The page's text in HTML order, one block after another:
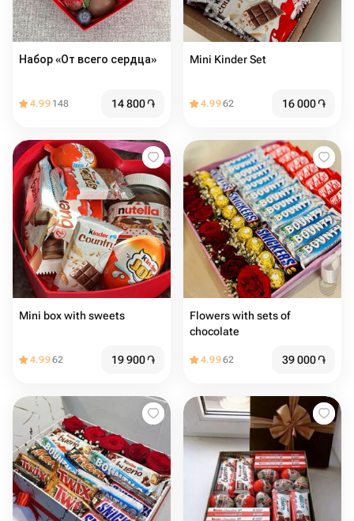
Набор «От всего сердца»
4.99 148 14 800֏
Mini Kinder Set
4.9962 16 000֏
Mini box with sweets
4.9962 19 900֏
Flowers with sets of
chocolate
4.9962 39 000֏